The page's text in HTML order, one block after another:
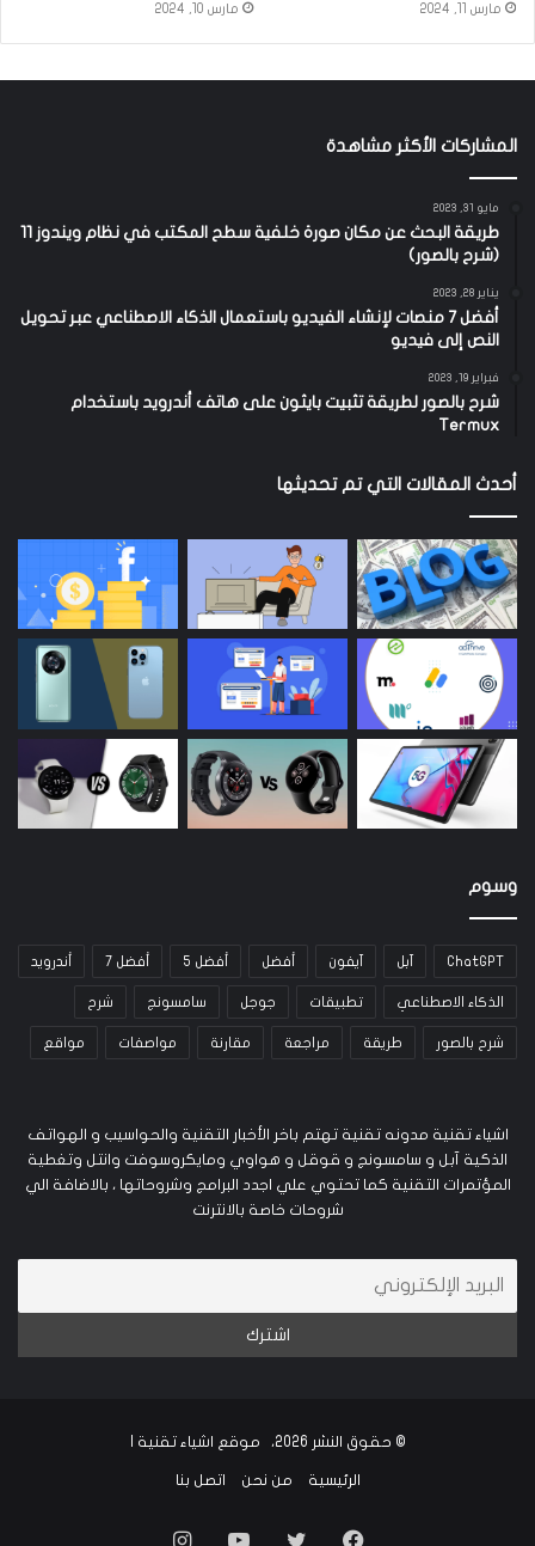
مارس 11, 2024 مارس 10, 2024
المشاركات الأكثر مشاهدة
مايو 31, 2023
طريقة البحث عن مكان صورة خلفية سطح المكتب في نظام ويندوز 11
(شرح بالصور)
يناير 28, 2023
أفضل 7 منصات لإنشاء الفيديو باستعمال الذكاء الاصطناعي عبر تحويل
النص إلى فيديو
فبراير 19, 2023
شرح بالصور لطريقة تثبيت بايثون على هاتف أندرويد باستخدام
Termux
أحدث المقالات التي تم تحديثها
وسوم
ChatGPT آبل آيفون أفضل أفضل 5 أفضل 7 أندرويد
الذكاء الاصطناعي تطبيقات جوجل سامسونج شرح
شرح بالصور طريقة مراجعة مقارنة مواصفات مواقع
اشياء تقنية مدونه تقنية تهتم باخر الأخبار التقنية والحواسيب و الهواتف
الذكية آبل و سامسونج و قوقل و هواوي ومايكروسوفت وانتل وتغطية
المؤتمرات التقنية كما تحتوي علي اجدد البرامج وشروحاتها ، بالاضافة الي
شروحات خاصة بالانترنت
© حقوق النشر 2026، موقع اشياء تقنية |
الرئيسية من نحن اتصل بنا
فيسبوكتويتر يوتيوب